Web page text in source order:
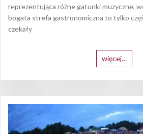
reprezentująca różne gatunki muzyczne,
bogata strefa gastronomiczna to tylko
czekały
więcej…